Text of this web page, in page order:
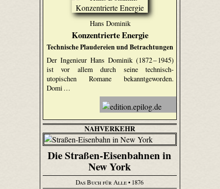
Hans Dominik
Konzentrierte Energie
Technische Plaudereien und Betrachtungen
Der Ingenieur Hans Dominik (1872 – 1945)
ist vor allem durch seine technisch-
utopischen Romane bekanntgeworden.
Domi …
NAHVERKEHR
Die Straßen-Eisenbahnen in
New York
Das Buch für Alle• 1876